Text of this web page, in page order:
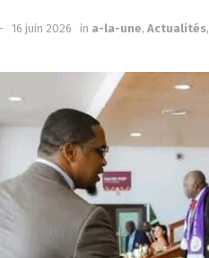
16 juin 2026 in a-la-une, Actualités,